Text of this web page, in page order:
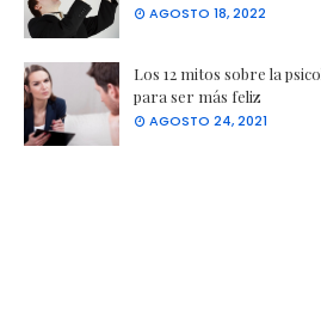
AGOSTO 18, 2022
Los 12 mitos sobre la
para ser más feliz
AGOSTO 24, 2021